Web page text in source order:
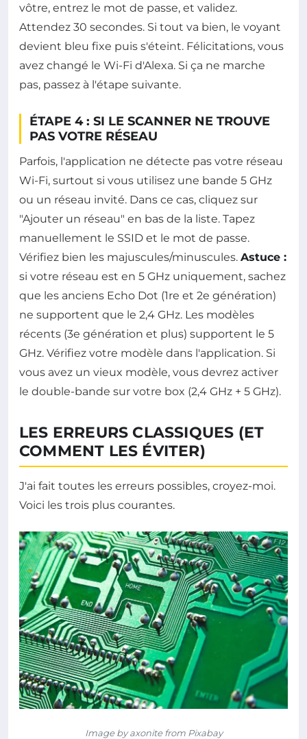
vôtre, entrez le mot de passe, et validez.
Attendez 30 secondes. Si tout va bien, le voyant
devient bleu fixe puis s'éteint. Félicitations, vous
avez changé le Wi-Fi d'Alexa. Si ça ne marche
pas, passez à l'étape suivante.
ÉTAPE 4 : SI LE SCANNER NE TROUVE
PAS VOTRE RÉSEAU
Parfois, l'application ne détecte pas votre réseau
Wi-Fi, surtout si vous utilisez une bande 5 GHz
ou un réseau invité. Dans ce cas, cliquez sur
"Ajouter un réseau" en bas de la liste. Tapez
manuellement le SSID et le mot de passe.
Vérifiez bien les majuscules/minuscules. Astuce :
si votre réseau est en 5 GHz uniquement, sachez
que les anciens Echo Dot (1re et 2e génération)
ne supportent que le 2,4 GHz. Les modèles
récents (3e génération et plus) supportent le 5
GHz. Vérifiez votre modèle dans l'application. Si
vous avez un vieux modèle, vous devrez activer
le double-bande sur votre box (2,4 GHz + 5 GHz).
LES ERREURS CLASSIQUES (ET
COMMENT LES ÉVITER)
J'ai fait toutes les erreurs possibles, croyez-moi.
Voici les trois plus courantes.
Image by axonite from Pixabay